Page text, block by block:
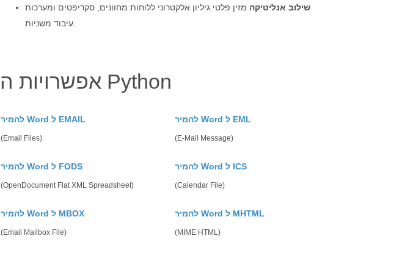
שילוב אנליטיקה מזין פלטי גיליון אלקטרוני ללוחות מחוונים, סקריפטים ומערכות
ַחקוֹר WORD אפשרויות המרה עם Python
להמיר Word ל EMAIL
(Email Files)
להמיר Word ל EML
(E-Mail Message)
להמיר Word ל FODS
(OpenDocument Flat XML Spreadsheet)
להמיר Word ל ICS
(Calendar File)
להמיר Word ל MBOX
(Email Mailbox File)
להמיר Word ל MHTML
(MIME HTML)